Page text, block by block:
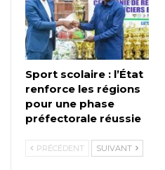
Sport scolaire : l’État
renforce les régions
pour une phase
préfectorale réussie
PRÉCÉDENT SUIVANT